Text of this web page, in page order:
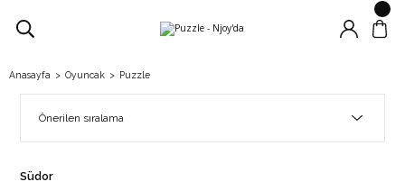
Anasayfa Oyuncak Puzzle
Südor